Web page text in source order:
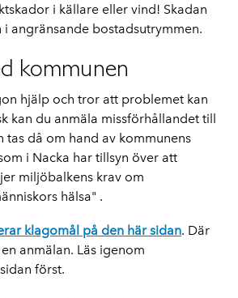
i källare eller vind! Skadan
angränsande bostadsutrymmen.
kommunen
hjälp och tror att problemet kan
kan du anmäla missförhållandet till
tas då om hand av kommunens
i Nacka har tillsyn över att
miljöbalkens krav om
hälsa" .
klagomål på den här sidan. Där
anmälan. Läs igenom
först.